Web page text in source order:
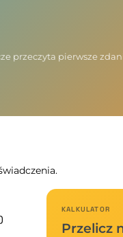
przeczyta pierwsze
KALKULATOR
Przelicz